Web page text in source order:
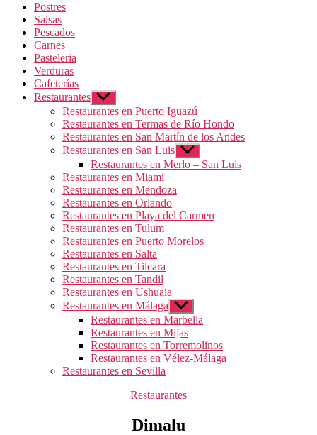
Postres
Salsas
Pescados
Carnes
Pasteleria
Verduras
Cafeterías
Restaurantes Mostrar
el
submenú
Restaurantes en Puerto Iguazú
Restaurantes en Termas de Río Hondo
Restaurantes en San Martín de los Andes
Restaurantes en San Luis Mostrar
el
submenú
Restaurantes en Merlo – San Luis
Restaurantes en Miami
Restaurantes en Mendoza
Restaurantes en Orlando
Restaurantes en Playa del Carmen
Restaurantes en Tulum
Restaurantes en Puerto Morelos
Restaurantes en Salta
Restaurantes en Tilcara
Restaurantes en Tandil
Restaurantes en Ushuaia
Restaurantes en Málaga Mostrar
el
submenú
Restaurantes en Marbella
Restaurantes en Mijas
Restaurantes en Torremolinos
Restaurantes en Vélez-Málaga
Restaurantes en Sevilla
Categorías
Restaurantes
Dimalu